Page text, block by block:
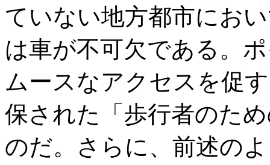
ていない地方都市にお
は車が不可欠である。
ムースなアクセスを促
保された「歩行者のた
のだ。さらに、前述の